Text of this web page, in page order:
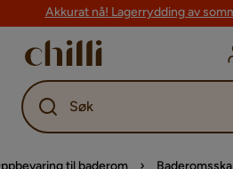
Akkurat nå! Lagerrydding av
Søk
til baderom